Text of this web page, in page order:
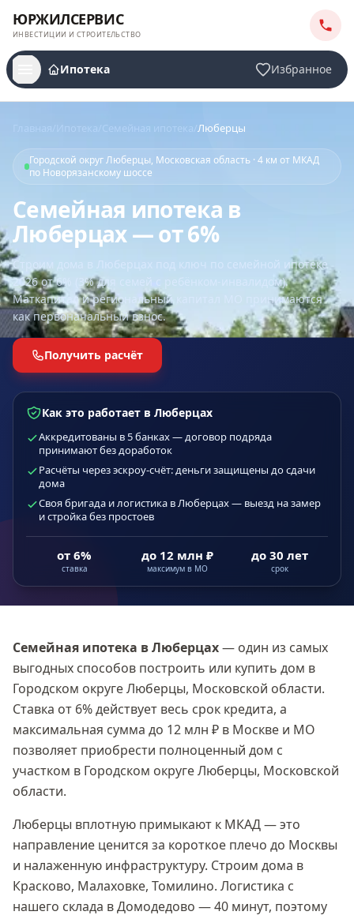
ЮРЖИЛСЕРВИС
ИНВЕСТИЦИИ И СТРОИТЕЛЬСТВО
Ипотека Избранное
Ипотека Семейная ипотека/Люберцы
Городской округ Люберцы, Московская область · 4 км от МКАД
по Новорязанскому шоссе
Семейная ипотека в
Люберцах — от 6%
Строим дома в Люберцах под ключ по семейной ипотеке
2026 от 6% (3% для семей с ребёнком-инвалидом).
Маткапитал и региональный капитал МО принимаются
как первоначальный взнос.
Получить расчёт
Как это работает в Люберцах
Аккредитованы в 5 банках — договор подряда
принимают без доработок
Расчёты через эскроу-счёт: деньги защищены до сдачи
дома
Своя бригада и логистика в Люберцах — выезд на замер
и стройка без простоев
от 6%
ставка
до 12 млн ₽
максимум в МО
до 30 лет
срок
Семейная ипотека в Люберцах— один из самых
выгодных способов построить или купить дом в
Городском округе Люберцы, Московской области.
Ставка от 6%действует весь срок кредита, а
максимальная сумма до 12 млн ₽ в Москве и МО
позволяет приобрести полноценный дом с
участком в Городском округе Люберцы, Московской
области.
Люберцы вплотную примыкают к МКАД — это
направление ценится за короткое плечо до Москвы
и налаженную инфраструктуру. Строим дома в
Красково, Малаховке, Томилино. Логистика с
нашего склада в Домодедово — 40 минут, поэтому